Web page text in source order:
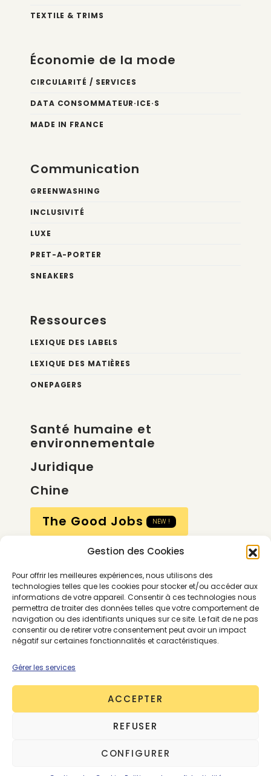
Gestion des Cookies
Pour offrir les meilleures expériences, nous utilisons des
technologies telles que les cookies pour stocker et/ou accéder aux
informations de votre appareil. Consentir à ces technologies nous
permettra de traiter des données telles que votre comportement de
navigation ou des identifiants uniques sur ce site. Le fait de ne pas
consentir ou de retirer votre consentement peut avoir un impact
négatif sur certaines fonctionnalités et caractéristiques.
Gérer les services
ACCEPTER
REFUSER
CONFIGURER
TEXTILE & TRIMS
Économie de la mode
CIRCULARITÉ / SERVICES
DATA CONSOMMATEUR·ICE·S
MADE IN FRANCE
Communication
GREENWASHING
INCLUSIVITÉ
LUXE
PRET-A-PORTER
SNEAKERS
Ressources
LEXIQUE DES LABELS
LEXIQUE DES MATIÈRES
ONEPAGERS
Santé humaine et
environnementale
Juridique
Chine
The Good Jobs
NEW !
Compte
Calendrier
Contactez-nous
Conditions générales
Mentions légales
Gestion des cookies